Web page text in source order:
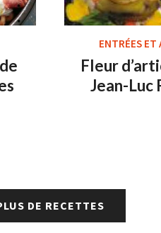
ENTRÉES ET
Fleur
Jean-Luc
DE RECETTES